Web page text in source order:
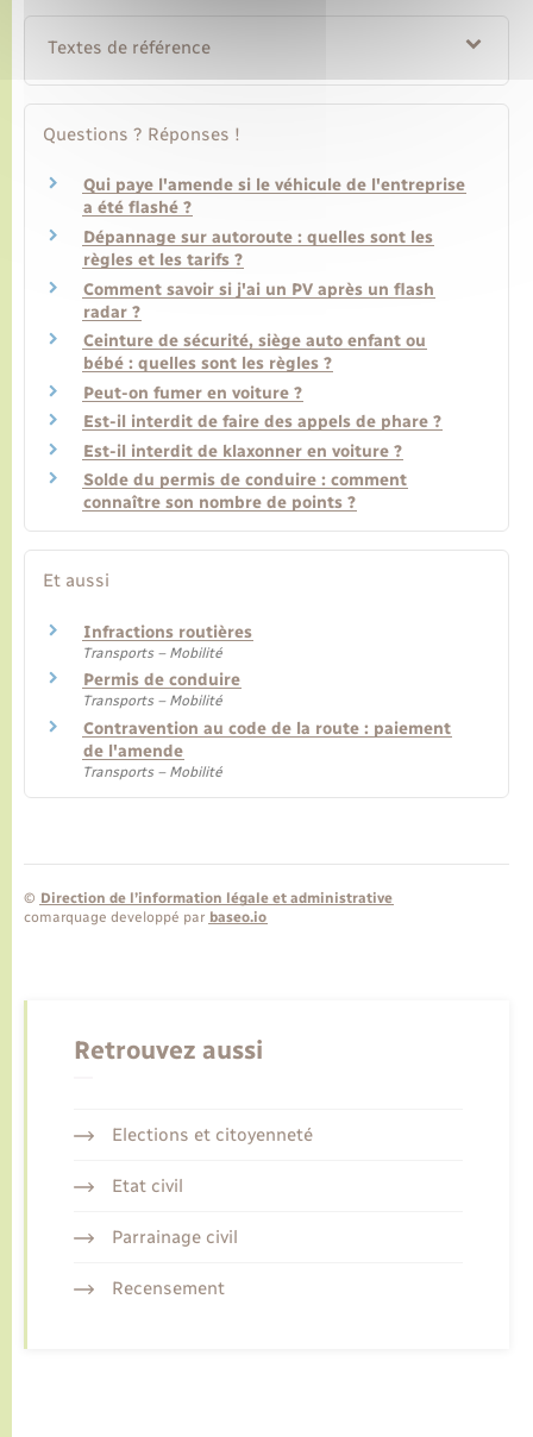
Textes de référence
Questions ? Réponses !
Qui paye l'amende si le véhicule de l'entreprise
a été flashé ?
Dépannage sur autoroute : quelles sont les
règles et les tarifs ?
Comment savoir si j'ai un PV après un flash
radar ?
Ceinture de sécurité, siège auto enfant ou
bébé : quelles sont les règles ?
Peut-on fumer en voiture ?
Est-il interdit de faire des appels de phare ?
Est-il interdit de klaxonner en voiture ?
Solde du permis de conduire : comment
connaître son nombre de points ?
Et aussi
Infractions routières
Transports – Mobilité
Permis de conduire
Transports – Mobilité
Contravention au code de la route : paiement
de l'amende
Transports – Mobilité
© Direction de l’information légale et administrative
comarquage developpé par baseo.io
Retrouvez aussi
Elections et citoyenneté
Etat civil
Parrainage civil
Recensement